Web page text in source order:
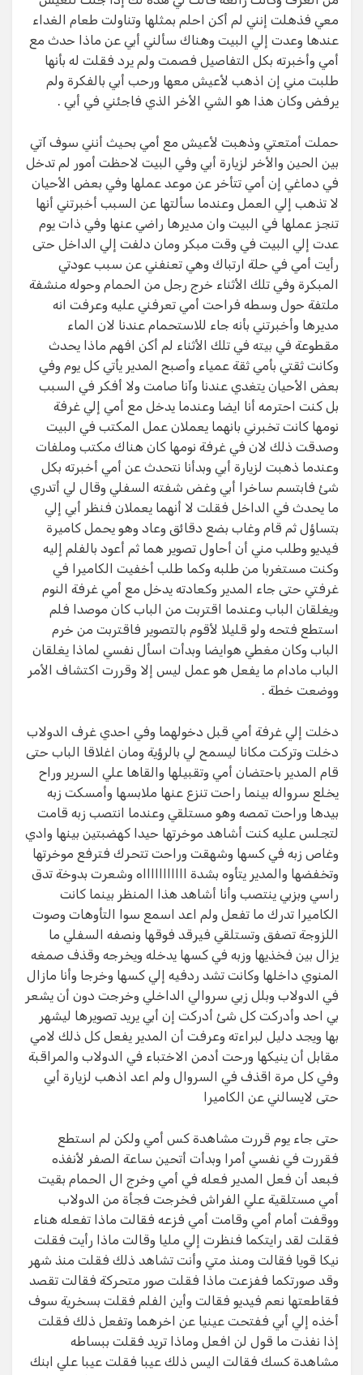
معي فذهلت إنني لم أكن احلم بمثلها وتناولت طعام الغداء
عندها وعدت إلي البيت وهناك سألني أبي عن ماذا حدث مع
أمي وأخبرته بكل التفاصيل فصمت ولم يرد فقلت له بأنها
طلبت مني إن اذهب لأعيش معها ورحب أبي بالفكرة ولم
يرفض وكان هذا هو الشي الأخر الذي فاجئني في أبي .
حملت أمتعتي وذهبت لأعيش مع أمي بحيث أنني سوف آتي
بين الحين والأخر لزيارة أبي وفي البيت لاحظت أمور لم تدخل
في دماغي إن أمي تتأخر عن موعد عملها وفي بعض الأحيان
لا تذهب إلي العمل وعندما سألتها عن السبب أخبرتني أنها
تنجز عملها في البيت وان مديرها راضي عنها وفي ذات يوم
عدت إلي البيت في وقت مبكر ومان دلفت إلي الداخل حتى
رأيت أمي في حلة ارتباك وهي تعنفني عن سبب عودتي
المبكرة وفي تلك الأثناء خرج رجل من الحمام وحوله منشفة
ملتفة حول وسطه فراحت أمي تعرفني عليه وعرفت انه
مديرها وأخبرتني بأنه جاء للاستحمام عندنا لان الماء
مقطوعة في بيته في تلك الأثناء لم أكن افهم ماذا يحدث
وكانت ثقتي بأمي ثقة عمياء وأصبح المدير يأتي كل يوم وفي
بعض الأحيان يتغدي عندنا وآنا صامت ولا أفكر في السبب
بل كنت احترمه أنا ايضا وعندما يدخل مع أمي إلي غرفة
نومها كانت تخبرني بانهما يعملان عمل المكتب في البيت
وصدقت ذلك لان في غرفة نومها كان هناك مكتب وملفات
وعندما ذهبت لزيارة أبي وبدأنا نتحدث عن أمي أخبرته بكل
شئ فابتسم ساخرا أبي وغض شفته السفلي وقال لي أتدري
ما يحدث في الداخل فقلت لا أنهما يعملان فنظر أبي إلي
بتساؤل ثم قام وغاب بضع دقائق وعاد وهو يحمل كاميرة
فيديو وطلب مني أن أحاول تصوير هما ثم أعود بالفلم إليه
وكنت مستغربا من طلبه وكما طلب أخفيت الكاميرا في
غرفتي حتى جاء المدير وكعادته يدخل مع أمي غرفة النوم
ويغلقان الباب وعندما اقتربت من الباب كان موصدا فلم
استطع فتحه ولو قليلا لأقوم بالتصوير فاقتربت من خرم
الباب وكان مغطي هوايضا وبدأت اسأل نفسي لماذا يغلقان
الباب مادام ما يفعل هو عمل ليس إلا وقررت اكتشاف الأمر
ووضعت خطة .
دخلت إلي غرفة أمي قبل دخولهما وفي احدي غرف الدولاب
دخلت وتركت مكانا ليسمح لي بالرؤية ومان اغلاقا الباب حتى
قام المدير باحتضان أمي وتقبيلها والقاها علي السرير وراح
يخلع سرواله بينما راحت تنزع عنها ملابسها وأمسكت زبه
بيدها وراحت تمصه وهو مستلقي وعندما انتصب زبه قامت
لتجلس عليه كنت أشاهد موخرتها حيدا كهضبتين بينها وادي
وغاص زبه في كسها وشهقت وراحت تتحرك فترفع موخرتها
وتخفضها والمدير يتأوه بشدة اااااااااااه وشعرت بدوخة تدق
راسي وبزبي ينتصب وأنا أشاهد هذا المنظر بينما كانت
الكاميرا تدرك ما تفعل ولم اعد اسمع سوا التأوهات وصوت
اللزوجة تصفق وتستلقي فيرقد فوقها ونصفه السفلي ما
يزال بين فخذيها وزبه في كسها يدخله ويخرجه وقذف صمغه
المنوي داخلها وكانت تشد ردفيه إلي كسها وخرجا وأنا مازال
في الدولاب وبلل زبي سروالي الداخلي وخرجت دون أن يشعر
بي احد وأدركت كل شئ أدركت إن أبي يريد تصويرها ليشهر
بها ويجد دليل لبراءته وعرفت أن المدير يفعل كل ذلك لامي
مقابل أن ينيكها ورحت أدمن الاختباء في الدولاب والمراقبة
وفي كل مرة اقذف في السروال ولم اعد اذهب لزيارة أبي
حتى لايسالني عن الكاميرا
حتى جاء يوم قررت مشاهدة كس أمي ولكن لم استطع
فقررت في نفسي أمرا وبدأت أتحين ساعة الصفر لأنفذه
فبعد أن فعل المدير فعله في أمي وخرج ال الحمام بقيت
أمي مستلقية علي الفراش فخرجت فجأة من الدولاب
ووقفت أمام أمي وقامت أمي فزعه فقالت ماذا تفعله هناء
فقلت لقد رايتكما فنظرت إلي مليا وقالت ماذا رأيت فقلت
نيكا قويا فقالت ومنذ متي وأنت تشاهد ذلك فقلت منذ شهر
وقد صورتكما ففزعت ماذا فقلت صور متحركة فقالت تقصد
فقاطعتها نعم فيديو فقالت وأين الفلم فقلت بسخرية سوف
أخذه إلي أبي ففتحت عينيا عن اخرهما وتفعل ذلك فقلت
إذا نفذت ما قول لن افعل وماذا تريد فقلت ببساطه
مشاهدة كسك فقالت اليس ذلك عيبا فقلت عيبا علي ابنك